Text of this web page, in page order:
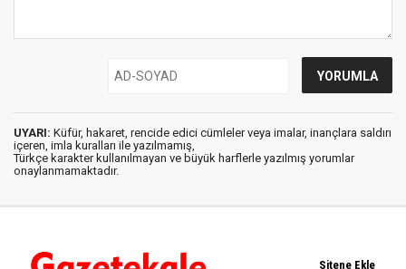
UYARI: Küfür, hakaret, rencide edici cümleler veya imalar, inançlara saldırı
içeren, imla kuralları ile yazılmamış,
Türkçe karakter kullanılmayan ve büyük harflerle yazılmış yorumlar
onaylanmamaktadır.